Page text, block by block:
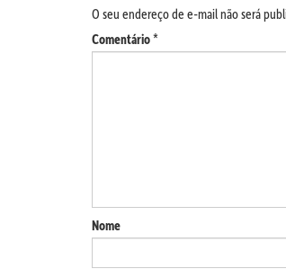
O seu endereço de e-mail não será
Comentário*
Nome